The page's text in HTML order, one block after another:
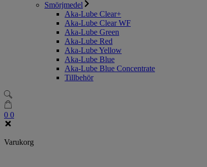
Smörjmedel
Aka-Lube Clear+
Aka-Lube Clear WF
Aka-Lube Green
Aka-Lube Red
Aka-Lube Yellow
Aka-Lube Blue
Aka-Lube Blue Concentrate
Tillbehör
0 0
Varukorg